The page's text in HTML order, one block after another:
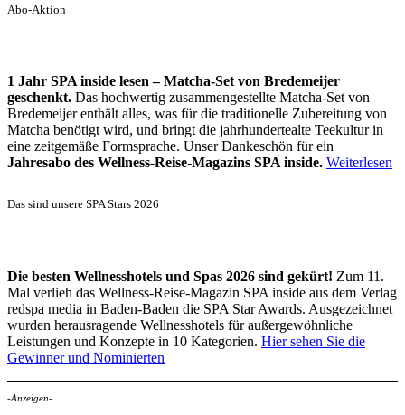
Abo-Aktion
1 Jahr SPA inside lesen – Matcha-Set von Bredemeijer
geschenkt. Das hochwertig zusammengestellte Matcha-Set von
Bredemeijer enthält alles, was für die traditionelle Zubereitung von
Matcha benötigt wird, und bringt die jahrhundertealte Teekultur in
eine zeitgemäße Formsprache. Unser Dankeschön für ein
Jahresabo des Wellness-Reise-Magazins SPA inside. Weiterlesen
Das sind unsere SPA Stars 2026
Die besten Wellnesshotels und Spas 2026 sind gekürt! Zum 11.
Mal verlieh das Wellness-Reise-Magazin SPA inside aus dem Verlag
redspa media in Baden-Baden die SPA Star Awards. Ausgezeichnet
wurden herausragende Wellnesshotels für außergewöhnliche
Leistungen und Konzepte in 10 Kategorien. Hier sehen Sie die
Gewinner und Nominierten
-Anzeigen-